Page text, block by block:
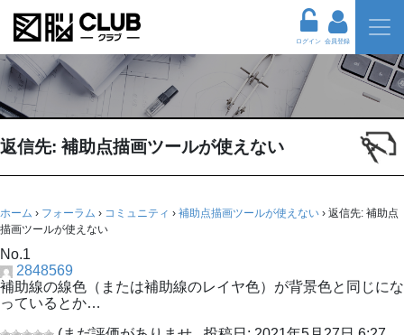
ログイン 会員登録
返信先: 補助点描画ツールが使えない
ホーム › フォーラム › コミュニティ › 補助点描画ツールが使えない › 返信先: 補助点
描画ツールが使えない
No.1
2848569
補助線の線色（または補助線のレイヤ色）が背景色と同じにな
っているとか…